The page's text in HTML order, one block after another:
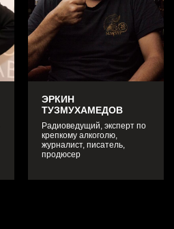
ЭРКИН
ТУЗМУХАМЕДОВ
Радиоведущий, эксперт по
крепкому алкоголю,
журналист, писатель,
продюсер